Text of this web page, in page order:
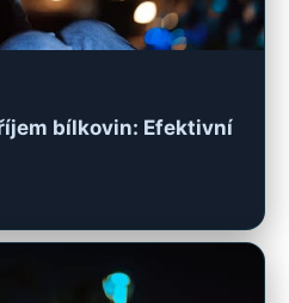
bílkovin: Efektivní